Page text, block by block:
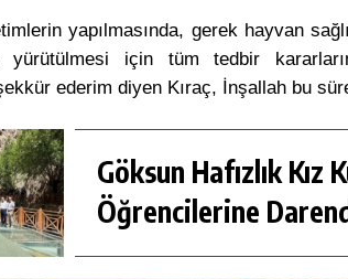
yapılmasında, gerek hayvan
yürütülmesi için tüm tedbir
ederim diyen Kıraç, İnşallah bu
Göksun Hafızlık Kız
Öğrencilerine